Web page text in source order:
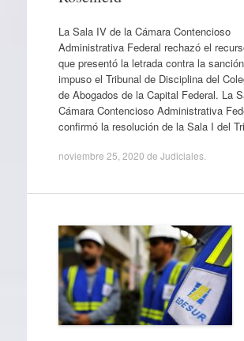
La Sala IV de la Cámara Contencioso
Administrativa Federal rechazó el
que presentó la letrada contra la
impuso el Tribunal de Disciplina del
de Abogados de la Capital Federal. La
Cámara Contencioso Administrativa
confirmó la resolución de la Sala I del
noviembre 25, 2020 de Judiciales.